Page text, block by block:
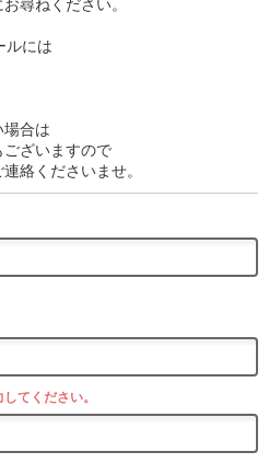
尋ねください。
ルには
場合は
ございますので
絡くださいませ。
てください。